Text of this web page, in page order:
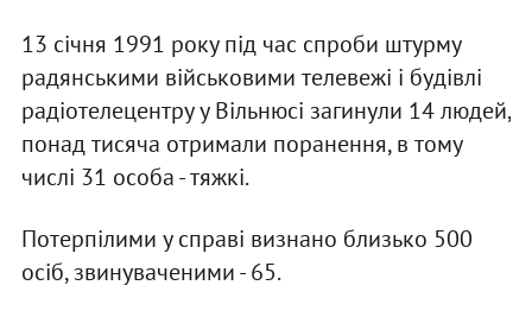
13 січня 1991 року під час спроби штурму
радянськими військовими телевежі і будівлі
радіотелецентру у Вільнюсі загинули 14 людей,
понад тисяча отримали поранення, в тому
числі 31 особа - тяжкі.
Потерпілими у справі визнано близько 500
осіб, звинуваченими - 65.